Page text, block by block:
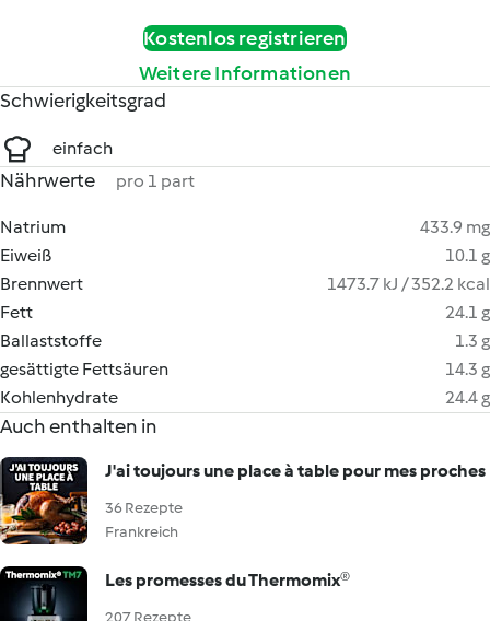
Kostenlos registrieren
Weitere Informationen
Schwierigkeitsgrad
einfach
Nährwerte pro 1 part
Natrium
433.9 mg
Eiweiß
10.1 g
Brennwert
1473.7 kJ / 352.2 kcal
Fett
24.1 g
Ballaststoffe
1.3 g
gesättigte Fettsäuren
14.3 g
Kohlenhydrate
24.4 g
Auch enthalten in
J'ai toujours une place à table pour mes proches
36 Rezepte
Frankreich
Les promesses du Thermomix®
207 Rezepte